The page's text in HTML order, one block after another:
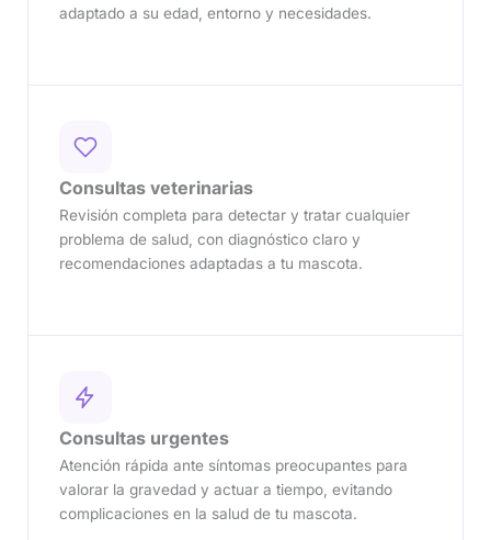
adaptado a su edad, entorno y necesidades.
Consultas veterinarias
Revisión completa para detectar y tratar cualquier
problema de salud, con diagnóstico claro y
recomendaciones adaptadas a tu mascota.
Consultas urgentes
Atención rápida ante síntomas preocupantes para
valorar la gravedad y actuar a tiempo, evitando
complicaciones en la salud de tu mascota.